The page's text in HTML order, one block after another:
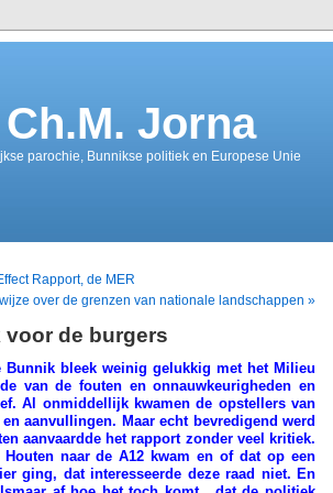
Jorna
parochie, Bunnikse politiek en Europese Unie
Rapport, de MER
over de grenzen van nationale landschappen »
de burgers
Bunnik bleek weinig gelukkig met het Milieu
van de fouten en onnauwkeurigheden en
Al onmiddellijk kwamen de opstellers van
aanvullingen. Maar echt bevredigend werd
aanvaardde het rapport zonder veel kritiek.
naar de A12 kwam en of dat op een
ging, dat interesseerde deze raad niet. En